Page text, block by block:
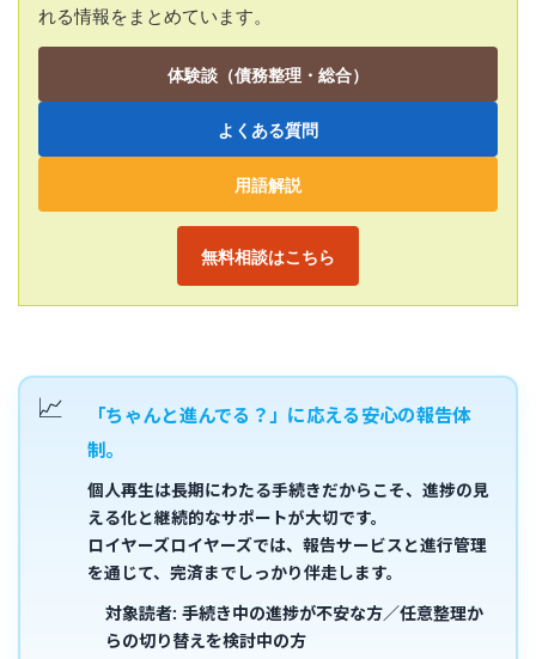
れる情報をまとめています。
体験談（債務整理・総合）
よくある質問
用語解説
無料相談はこちら
「ちゃんと進んでる？」に応える安心の報告体
制。
個人再生は長期にわたる手続きだからこそ、 進捗の見
える化と継続的なサポートが大切です。
ロイヤーズロイヤーズでは、 報告サービスと進行管理
を通じて、完済までしっかり伴走します。
対象読者: 手続き中の進捗が不安な方／任意整理か
らの切り替えを検討中の方